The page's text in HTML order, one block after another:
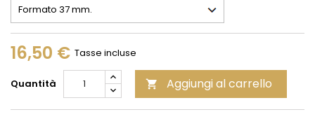
16,50 € Tasse incluse
Quantità  Aggiungi al carrello